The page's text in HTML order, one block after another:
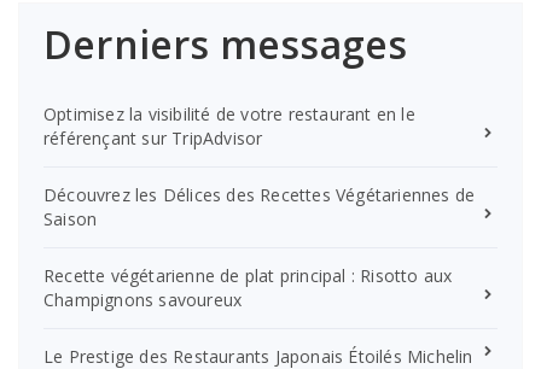
Derniers messages
Optimisez la visibilité de votre restaurant en le
référençant sur TripAdvisor
Découvrez les Délices des Recettes Végétariennes de
Saison
Recette végétarienne de plat principal : Risotto aux
Champignons savoureux
Le Prestige des Restaurants Japonais Étoilés Michelin